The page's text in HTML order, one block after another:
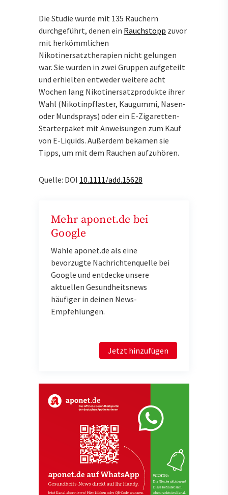
Die Studie wurde mit 135 Rauchern
durchgeführt, denen ein Rauchstopp zuvor
mit herkömmlichen
Nikotinersatztherapien nicht gelungen
war. Sie wurden in zwei Gruppen aufgeteilt
und erhielten entweder weitere acht
Wochen lang Nikotinersatzprodukte ihrer
Wahl (Nikotinpflaster, Kaugummi, Nasen-
oder Mundsprays) oder ein E-Zigaretten-
Starterpaket mit Anweisungen zum Kauf
von E-Liquids. Außerdem bekamen sie
Tipps, um mit dem Rauchen aufzuhören.
Quelle: DOI 10.1111/add.15628
Mehr aponet.de bei
Google
Wähle aponet.de als eine
bevorzugte Nachrichtenquelle bei
Google und entdecke unsere
aktuellen Gesundheitsnews
häufiger in deinen News-
Empfehlungen.
Jetzt hinzufügen